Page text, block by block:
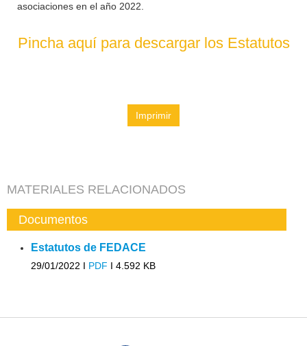
asociaciones en el año 2022.
Pincha aquí para descargar los Estatutos
Imprimir
MATERIALES RELACIONADOS
Documentos
Estatutos de FEDACE
29/01/2022 I PDF I 4.592 KB